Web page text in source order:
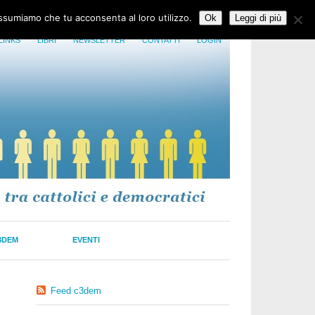
LIBRI NEWSLETTER CONTATTI LOGIN
EVENTI
Feed c3dem
che tu acconsenta al loro utilizzo. Ok Leggi di più